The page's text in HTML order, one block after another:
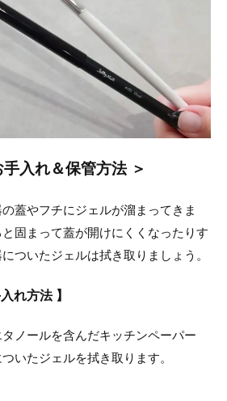
入れ＆保管方法 ＞
蓋やフチにジェルが溜まってきま
固まって蓋が開けにくくなったりす
ついたジェルは拭き取りましょう。
れ方法 】
ノールを含んだキッチンペーパー
いたジェルを拭き取ります。